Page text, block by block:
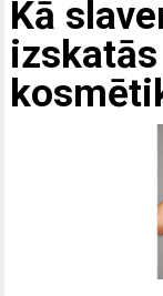
Kā
izskatās